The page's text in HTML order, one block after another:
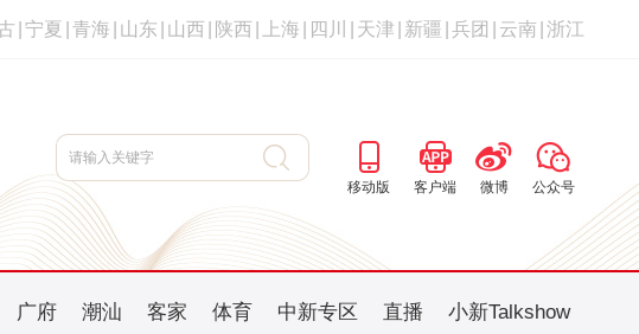
宁夏 青海 山东 山西 陕西 上海 四川 天津 新疆 兵团 云南 浙江
移动版 客户端 微博 公众号
广府 潮汕 客家 体育 中新专区 直播 小新Talkshow